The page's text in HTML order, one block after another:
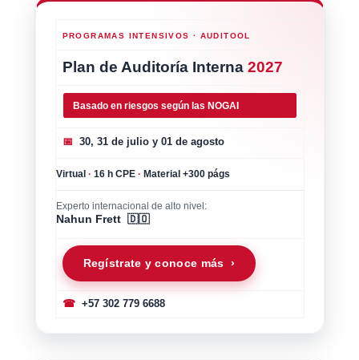
PROGRAMAS INTENSIVOS · AUDITOOL
Plan de Auditoría Interna 2027
Basado en riesgos según las NOGAI
📅 30, 31 de julio y 01 de agosto
Virtual · 16 h CPE · Material +300 págs
Experto internacional de alto nivel:
Nahun Frett 🇩🇴
Regístrate y conoce más ›
☎+57 302 779 6688